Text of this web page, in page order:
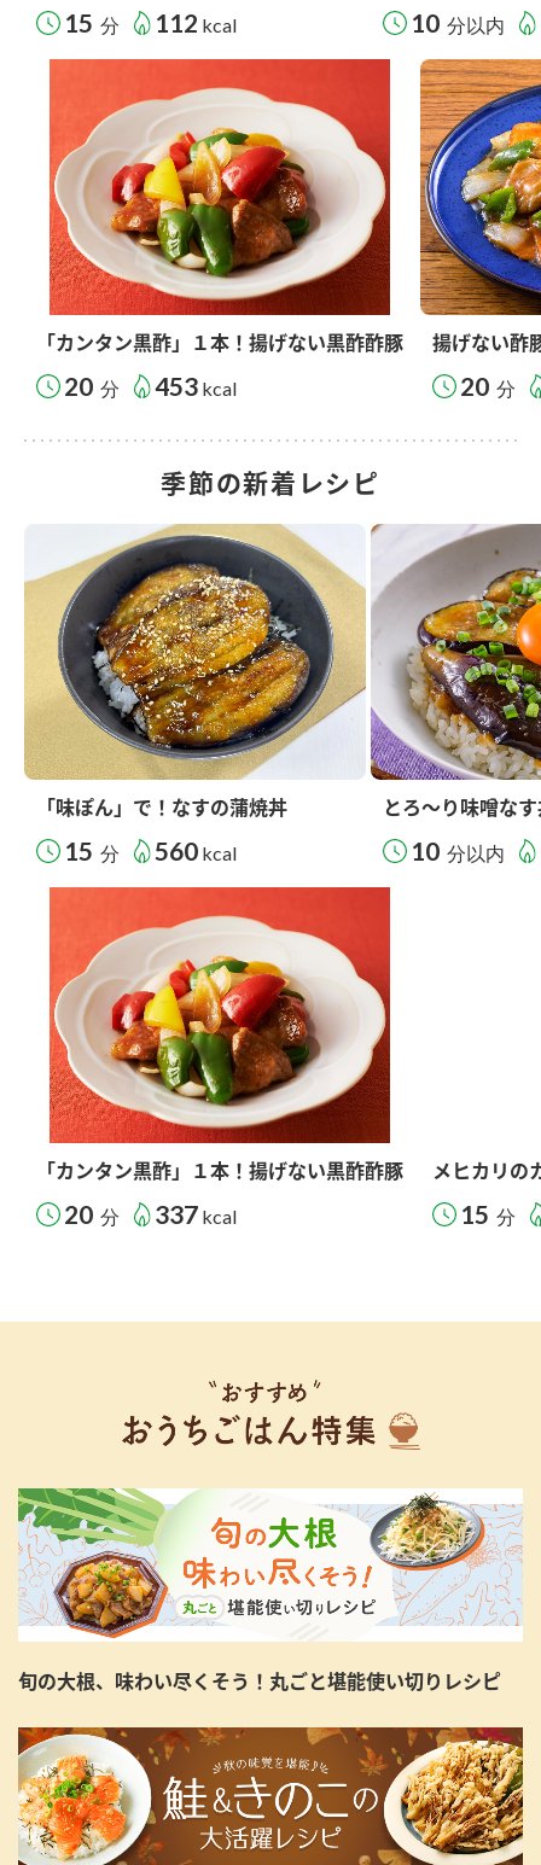
15 分 112 kcal 10 分以内
「カンタン黒酢」１本！揚げない黒酢酢豚
20 分 453 kcal
揚げない酢
20 分
季節の新着レシピ
「味ぽん」で！なすの蒲焼丼
15 分 560 kcal
とろ～り味噌な
10 分以内
「カンタン黒酢」１本！揚げない黒酢酢豚
20 分 337 kcal
メヒカリの
15 分
旬の大根、味わい尽くそう！丸ごと堪能使い切りレシピ